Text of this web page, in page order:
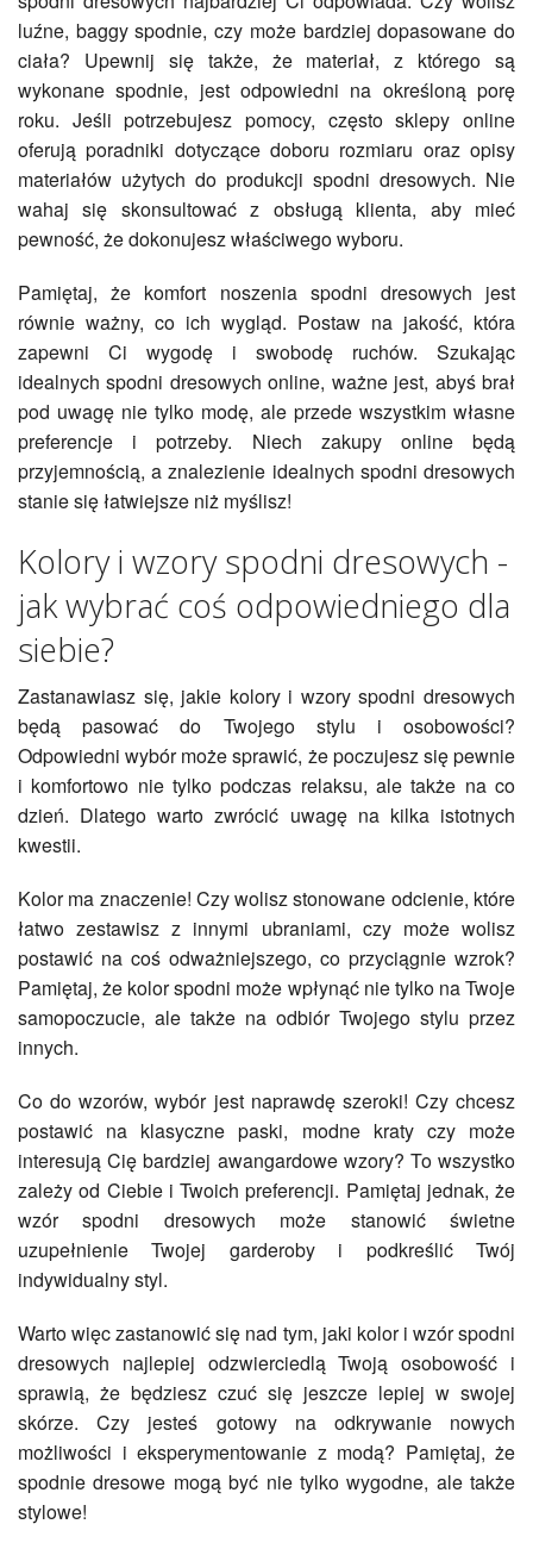
luźne, baggy spodnie, czy może bardziej dopasowane do
ciała? Upewnij się także, że materiał, z którego są
wykonane spodnie, jest odpowiedni na określoną porę
roku. Jeśli potrzebujesz pomocy, często sklepy online
oferują poradniki dotyczące doboru rozmiaru oraz opisy
materiałów użytych do produkcji spodni dresowych. Nie
wahaj się skonsultować z obsługą klienta, aby mieć
pewność, że dokonujesz właściwego wyboru.
Pamiętaj, że komfort noszenia spodni dresowych jest
równie ważny, co ich wygląd. Postaw na jakość, która
zapewni Ci wygodę i swobodę ruchów. Szukając
idealnych spodni dresowych online, ważne jest, abyś brał
pod uwagę nie tylko modę, ale przede wszystkim własne
preferencje i potrzeby. Niech zakupy online będą
przyjemnością, a znalezienie idealnych spodni dresowych
stanie się łatwiejsze niż myślisz!
Kolory i wzory spodni dresowych -
jak wybrać coś odpowiedniego dla
siebie?
Zastanawiasz się, jakie kolory i wzory spodni dresowych
będą pasować do Twojego stylu i osobowości?
Odpowiedni wybór może sprawić, że poczujesz się pewnie
i komfortowo nie tylko podczas relaksu, ale także na co
dzień. Dlatego warto zwrócić uwagę na kilka istotnych
kwestii.
Kolor ma znaczenie! Czy wolisz stonowane odcienie, które
łatwo zestawisz z innymi ubraniami, czy może wolisz
postawić na coś odważniejszego, co przyciągnie wzrok?
Pamiętaj, że kolor spodni może wpłynąć nie tylko na Twoje
samopoczucie, ale także na odbiór Twojego stylu przez
innych.
Co do wzorów, wybór jest naprawdę szeroki! Czy chcesz
postawić na klasyczne paski, modne kraty czy może
interesują Cię bardziej awangardowe wzory? To wszystko
zależy od Ciebie i Twoich preferencji. Pamiętaj jednak, że
wzór spodni dresowych może stanowić świetne
uzupełnienie Twojej garderoby i podkreślić Twój
indywidualny styl.
Warto więc zastanowić się nad tym, jaki kolor i wzór spodni
dresowych najlepiej odzwierciedlą Twoją osobowość i
sprawią, że będziesz czuć się jeszcze lepiej w swojej
skórze. Czy jesteś gotowy na odkrywanie nowych
możliwości i eksperymentowanie z modą? Pamiętaj, że
spodnie dresowe mogą być nie tylko wygodne, ale także
stylowe!